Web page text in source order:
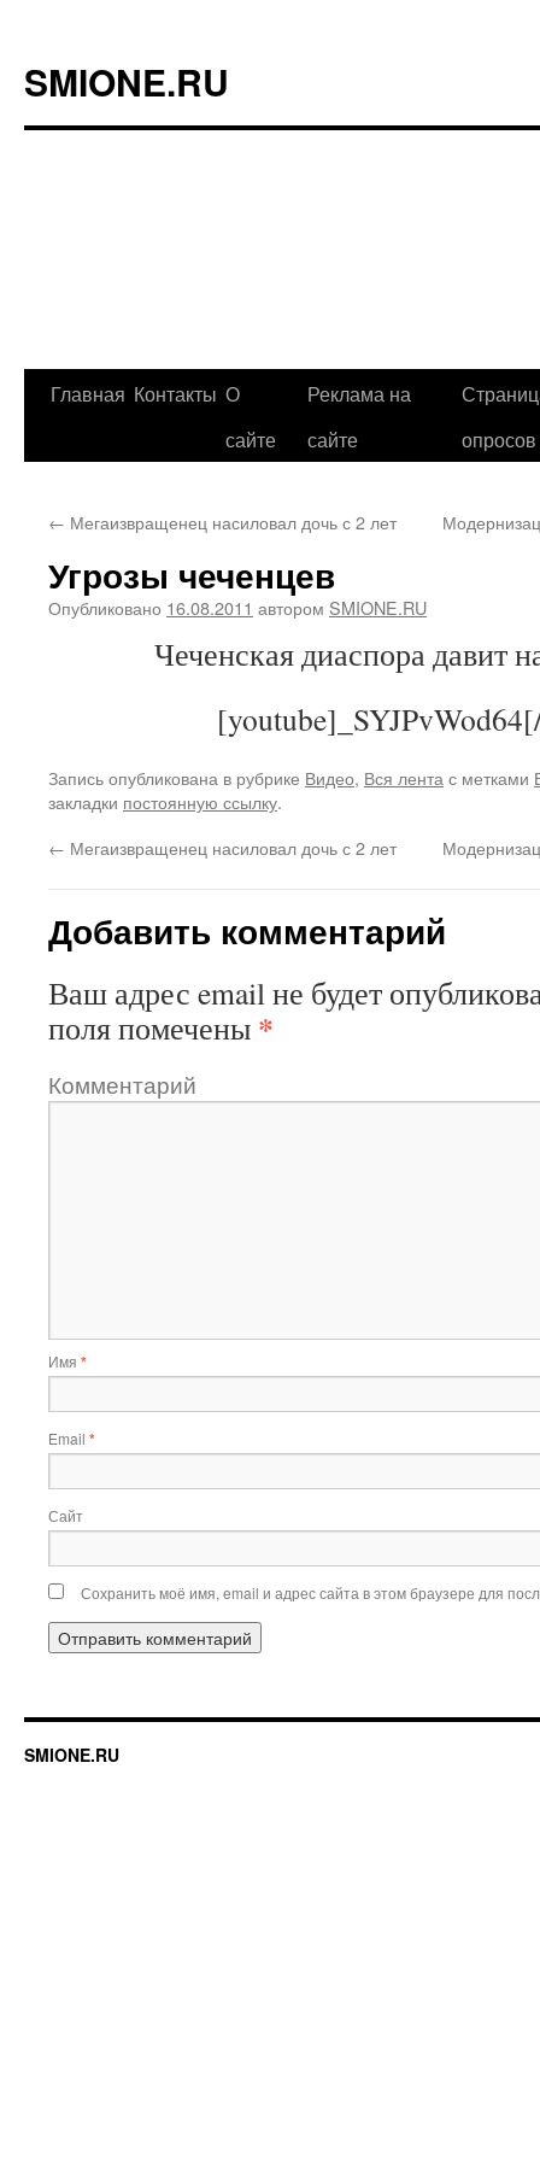
SMIONE.RU
Перейти
Главная Контакты О
сайте
Реклама на
сайте
опросов
← Мегаизвращенец насиловал дочь с 2 лет
Угрозы чеченцев
Опубликовано 16.08.2011 автором SMIONE.RU
Чеченская диаспора давит
Запись опубликована в рубрике Видео, Вся лента с метками
закладки постоянную ссылку.
← Мегаизвращенец насиловал дочь с 2 лет
Добавить комментарий
Ваш адрес email не будет
поля помечены *
Комментарий
Имя *
Email *
Сайт
Сохранить моё имя, email и адрес сайта в этом браузере для
SMIONE.RU